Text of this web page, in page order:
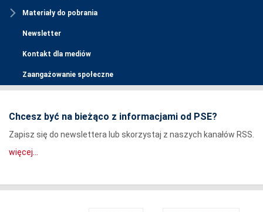
Materiały do pobrania
Newsletter
Kontakt dla mediów
Zaangażowanie społeczne
Chcesz być na bieżąco z informacjami od PSE?
Zapisz się do newslettera lub skorzystaj z naszych kanałów RSS.
więcej...